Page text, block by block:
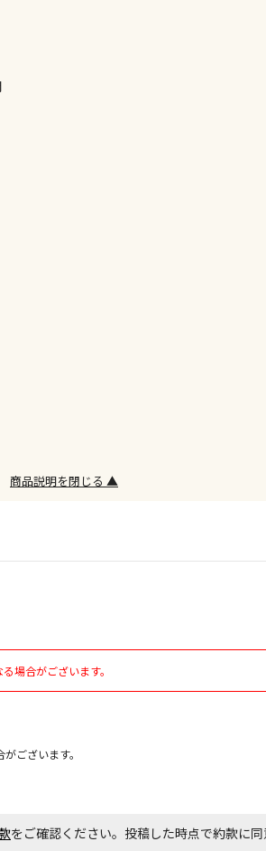
商品説明を閉じる ▲
場合がございます。
ございます。
をご確認ください。投稿した時点で約款